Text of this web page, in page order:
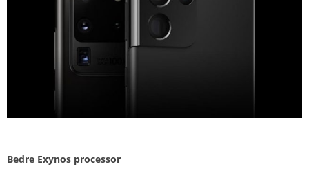
Bedre Exynos processor